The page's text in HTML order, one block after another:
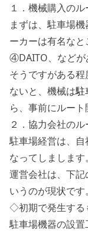
１．機械購入の
まずは、駐車場
ーカーは有名な
④DAITO、などが
そうですがある
ないと、機械は駐
ら、事前にルート
２．協力会社の
駐車場経営は、
なってしましま
運営会社は、 下記
いうのが現状です。
◇初期で発生する
駐車場機器の設